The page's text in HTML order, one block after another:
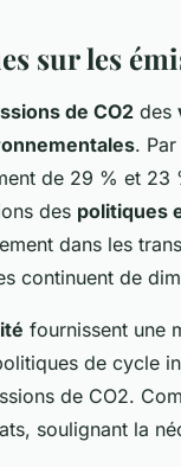
sur les
de CO2 des
.
de 29 % et
des politiques
dans les
continuent de
fournissent une
de cycle
de CO2.
soulignant la